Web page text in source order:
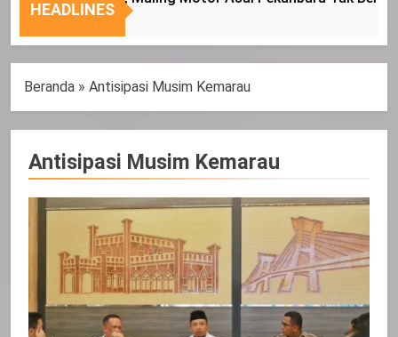
Nasional
Tepat
HEADLINES
Beranda » Antisipasi Musim Kemarau
Antisipasi Musim Kemarau